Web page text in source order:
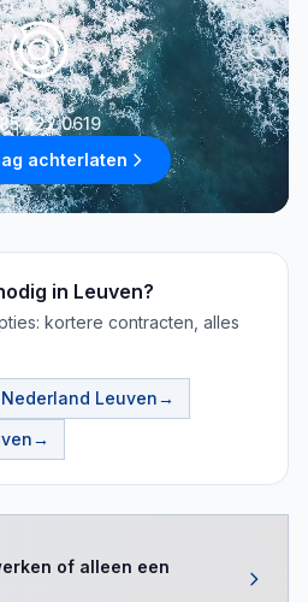
222 0619
achterlaten
in Leuven?
kortere contracten, alles
Leuven→
→
of alleen een